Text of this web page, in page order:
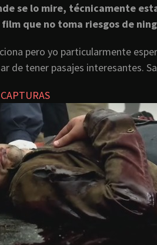
se lo mire, técnicamente
que no toma riesgos de
pero yo particularmente
de tener pasajes interesantes.
CAPTURAS